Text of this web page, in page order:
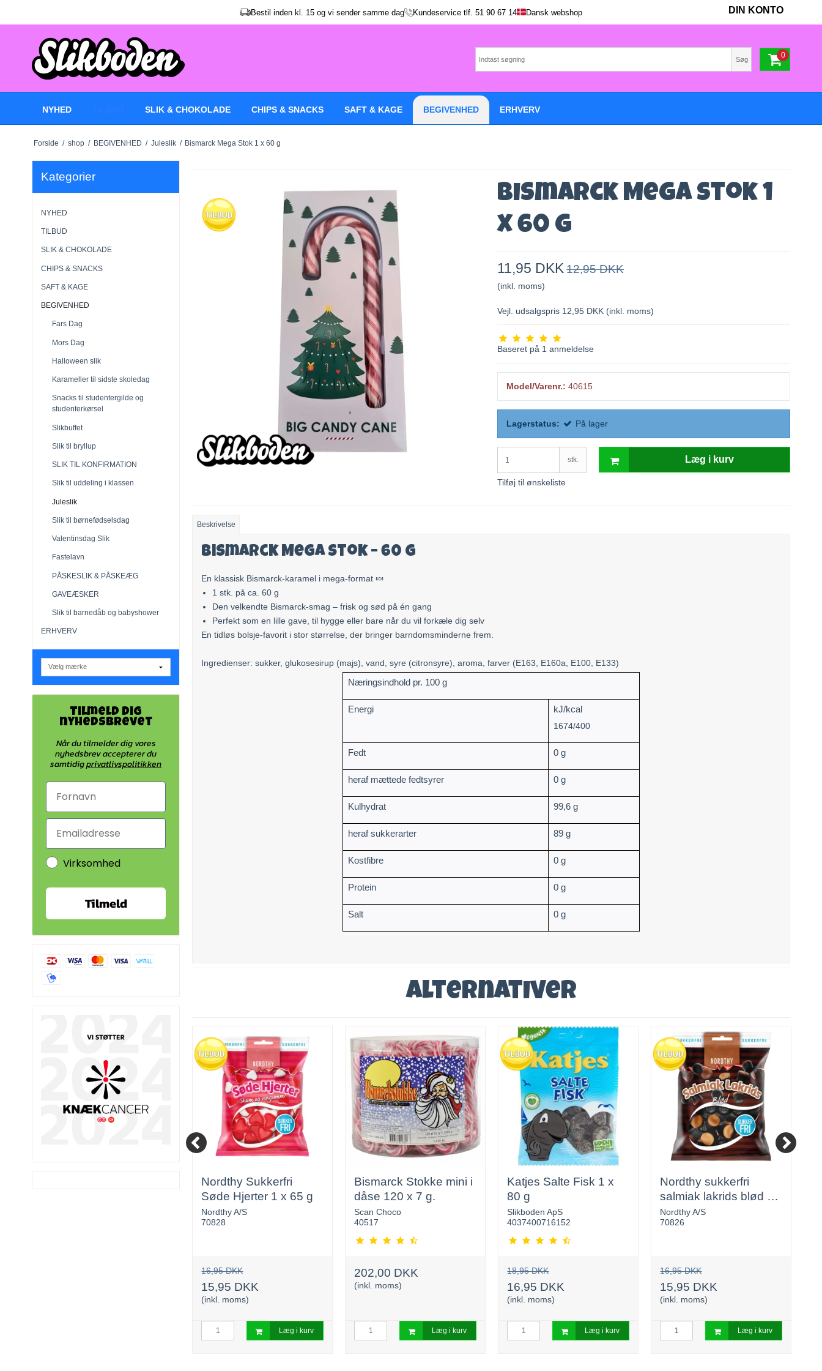
Bestil inden kl. 15 og vi sender samme dag Kundeservice tlf. 51 90 67 14 Dansk webshop DIN KONTO
0
Søg
NYHED SLIK & CHOKOLADE CHIPS & SNACKS SAFT & KAGE BEGIVENHED ERHVERV
Forside / shop / BEGIVENHED / Juleslik / Bismarck Mega Stok 1 x 60 g
Kategorier
NYHED
TILBUD
SLIK & CHOKOLADE
CHIPS & SNACKS
SAFT & KAGE
BEGIVENHED
Fars Dag
Mors Dag
Halloween slik
Karameller til sidste skoledag
Snacks til studentergilde og
studenterkørsel
Slikbuffet
Slik til bryllup
SLIK TIL KONFIRMATION
Slik til uddeling i klassen
Juleslik
Slik til børnefødselsdag
Valentinsdag Slik
Fastelavn
PÅSKESLIK & PÅSKEÆG
GAVEÆSKER
Slik til barnedåb og babyshower
ERHVERV
Tilmeld dig
nyhedsbrevet
Når du tilmelder dig vores
nyhedsbrev accepterer du
samtidigprivatlivspolitikken
Virksomhed
Tilmeld
Bismarck Mega Stok 1
x 60 g
11,95 DKK 12,95 DKK
(inkl. moms)
Vejl. udsalgspris 12,95 DKK (inkl. moms)
Baseret på 1 anmeldelse
Model/Varenr.: 40615
Lagerstatus: På lager
stk. Læg i kurv
Tilføj til ønskeliste
Beskrivelse
Bismarck Mega Stok – 60 g
En klassisk Bismarck-karamel i mega-format 🍬
1 stk. på ca. 60 g
Den velkendte Bismarck-smag – frisk og sød på én gang
Perfekt som en lille gave, til hygge eller bare når du vil forkæle dig selv
En tidløs bolsje-favorit i stor størrelse, der bringer barndomsminderne frem.
Ingredienser: sukker, glukosesirup (majs), vand, syre (citronsyre), aroma, farver (E163, E160a, E100, E133)
Næringsindhold pr. 100 g
Energi
kJ/kcal
1674/400
Fedt 0 g
heraf mættede fedtsyrer 0 g
Kulhydrat 99,6 g
heraf sukkerarter 89 g
Kostfibre 0 g
Protein 0 g
Salt 0 g
Alternativer
Nordthy Sukkerfri
Søde Hjerter 1 x 65 g
Nordthy A/S
70828
16,95 DKK
15,95 DKK
(inkl. moms)
Læg i kurv
Bismarck Stokke mini i
dåse 120 x 7 g.
Scan Choco
40517
202,00 DKK
(inkl. moms)
Læg i kurv
Katjes Salte Fisk 1 x
80 g
Slikboden ApS
4037400716152
18,95 DKK
16,95 DKK
(inkl. moms)
Læg i kurv
Nordthy sukkerfri
salmiak lakrids blød 1
x 65 g
Nordthy A/S
70826
16,95 DKK
15,95 DKK
(inkl. moms)
Læg i kurv